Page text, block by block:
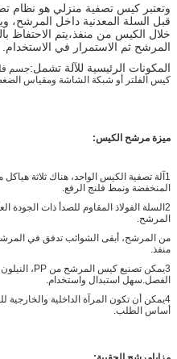
وتعتبر كيس تصفية منزلي هو نظام
قبل السلة المعدنية داخل المرشح،
خلال الكيس من منفذ،يتم الاحتفاظ
المرشح ثم الاستمرار في الاستخدام.
المكونات الرئيسية للآلة تشمل:
كيس الفلتر أو شبكة الشاشة ومقياس
ميزة مرشح الكيس:
1آلة تصفية الكيس الواحد، هناك ثلاثة
المنخفضة ونمط فلنج الرفع.
2السلة الفولاذ المقاوم للصدأ ذات
المرشح.
من المرشح، أبقى الشوائب تدفق في
منفذ.
الفصل.سهل استبدال واستخدام.
4يمكن أن تكون المرآة الداخلية
أساس الطلب.